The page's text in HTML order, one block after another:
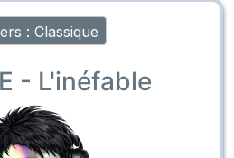
: Classique
- L'inéfable